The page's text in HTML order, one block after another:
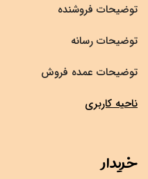
توضیحات فروشنده
توضیحات رسانه
توضیحات عمده فروش
ناحیه کاربری
خریدار